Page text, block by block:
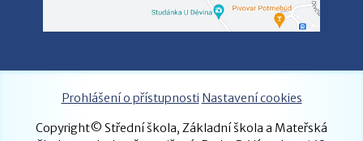
Prohlášení o přístupnosti Nastavení cookies
Copyright© Střední škola, Základní škola a Mateřská